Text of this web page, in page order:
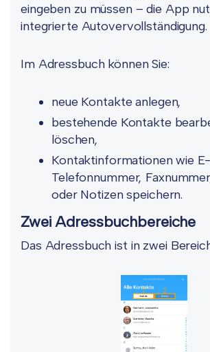
eingeben zu müssen – die App
integrierte Autovervollständigung.
Im Adressbuch können Sie:
neue Kontakte anlegen,
bestehende Kontakte
löschen,
Kontaktinformationen wie
Telefonnummer,
oder Notizen speichern.
Zwei Adressbuchbereiche
Das Adressbuch ist in zwei